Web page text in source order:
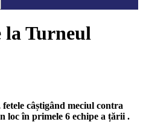
la Turneul
câștigând meciul contra
loc în primele 6 echipe a țării .